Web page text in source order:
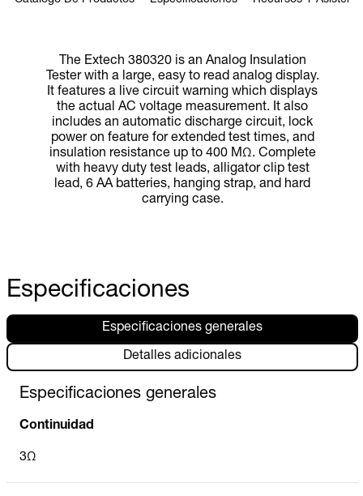
The Extech 380320 is an Analog Insulation
Tester with a large, easy to read analog display.
It features a live circuit warning which displays
the actual AC voltage measurement. It also
includes an automatic discharge circuit, lock
power on feature for extended test times, and
insulation resistance up to 400 MΩ. Complete
with heavy duty test leads, alligator clip test
lead, 6 AA batteries, hanging strap, and hard
carrying case.
Especificaciones
Especificaciones generales
Detalles adicionales
Especificaciones generales
Continuidad
3Ω